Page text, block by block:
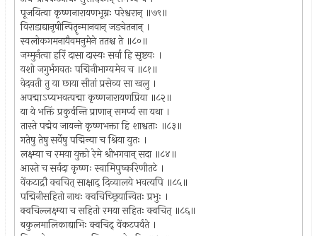
पूजयित्वा कृष्णनारायणभूम्नः परेश्वरान् ॥७९॥
विराडाद्यानृषीन्पितॄन्मानवान् जडचेतनान् ।
स्वलोकगमनायैवमनुमेने ततश्च ते ॥८०॥
जग्मुर्नत्वा हरिं दासा दास्यः सर्वा हि सृष्टयः ।
यशो जगुर्भगवतः पद्मिनीभाग्यमेव च ॥८१॥
वेदवती तु या छाया सीतां प्रसेव्य सा खलु ।
अपद्माऽप्यभवत्पद्मा कृष्णनारायणप्रिया ॥८२॥
या ये भक्तिं प्रकुर्वन्ति प्राणान् समर्प्य सा यथा ।
तास्ते पद्मेव जायन्ते कृष्णभक्ता हि शाश्वताः ॥८३॥
गतेषु तेषु सर्वेषु पद्मिन्या च श्रिया युतः ।
लक्ष्म्या च रमया युक्तो रेमे श्रीभगवान् सदा ॥८४॥
आस्ते च सर्वदा कृष्णः स्वामिपुष्करिणीतटे ।
वेंकटाद्रौ क्वचित् साक्षाद् दिव्यालये भवत्यपि ॥८५॥
पद्मिनीसहितो नाथः क्वचिच्छ्रियान्वितः प्रभुः ।
क्वचिल्लक्ष्म्या च सहितो रमया सहितः क्वचित् ॥८६॥
बकुलमालिकाद्याभिः क्वचिद् वेंकटपर्वते ।